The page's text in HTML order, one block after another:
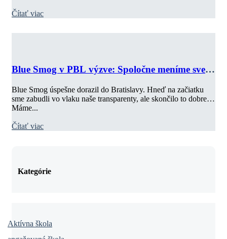
Čítať viac
Blue Smog v PBL výzve: Spoločne meníme svet
Blue Smog úspešne dorazil do Bratislavy. Hneď na začiatku
sme zabudli vo vlaku naše transparenty, ale skončilo to dobre.
Máme...
Čítať viac
Kategórie
Aktívna škola